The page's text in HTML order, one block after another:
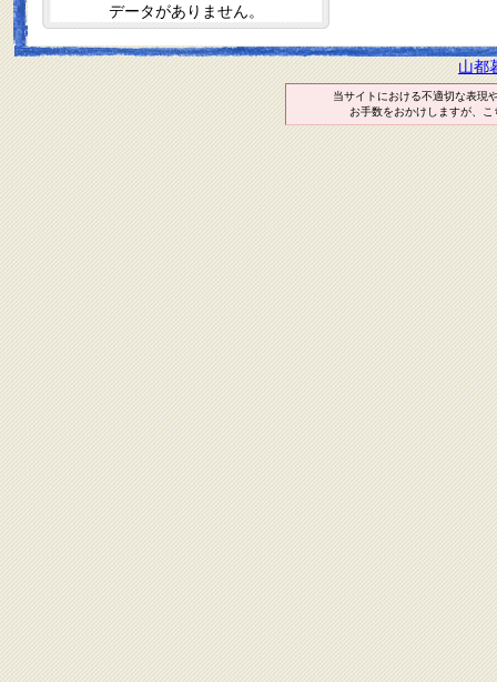
データがありません。
山都
当サイトにおける不適切な表現
お手数をおかけしますが、こ